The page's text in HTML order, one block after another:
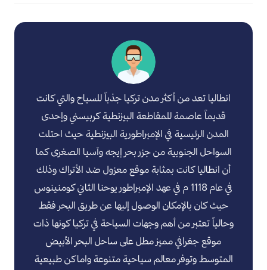
انطاليا تعد من أكثر مدن تركيا جذباً للسياح والتي كانت
قديماً عاصمة للمقاطعة البيزنطية كربيسني وإحدى
المدن الرئيسية في الإمبراطورية البيزنطية حيث احتلت
السواحل الجنوبية من جزر بحر إيجه وآسيا الصغرى كما
أن انطاليا كانت بمثابة موقع معزول ضد الأتراك وذلك
في عام 1118 م في عهد الإمبراطور يوحنا الثاني كومنينوس
حيث كان بالإمكان الوصول إليها عن طريق البحر فقط
وحالياً تعتبر من أهم وجهات السياحة في تركيا كونها ذات
موقع جغرافي مميز مطل على ساحل البحر الأبيض
المتوسط وتوفر معالم سياحية متنوعة واماكن طبيعية